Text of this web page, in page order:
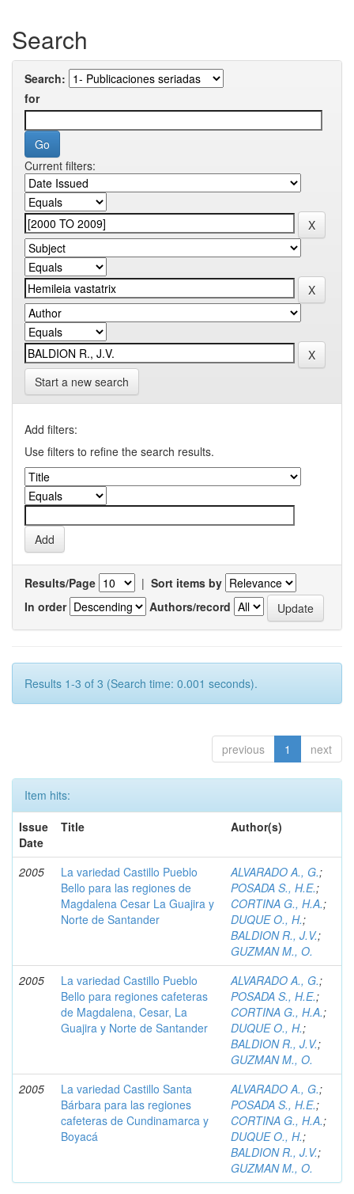
Search
Search:
for
Current filters:
Start a new search
Add filters:
Use filters to refine the search results.
Results/Page | Sort items by
In order
Authors/record
Results 1-3 of 3 (Search time: 0.001 seconds).
previous 1 next
Item hits:
Issue
Date
Title Author(s)
2005
La variedad Castillo Pueblo
Bello para las regiones de
Magdalena Cesar La Guajira y
Norte de Santander
ALVARADO A., G.;
POSADA S., H.E.;
CORTINA G., H.A.;
DUQUE O., H.;
BALDION R., J.V.;
GUZMAN M., O.
2005
La variedad Castillo Pueblo
Bello para regiones cafeteras
de Magdalena, Cesar, La
Guajira y Norte de Santander
ALVARADO A., G.;
POSADA S., H.E.;
CORTINA G., H.A.;
DUQUE O., H.;
BALDION R., J.V.;
GUZMAN M., O.
2005
La variedad Castillo Santa
Bárbara para las regiones
cafeteras de Cundinamarca y
Boyacá
ALVARADO A., G.;
POSADA S., H.E.;
CORTINA G., H.A.;
DUQUE O., H.;
BALDION R., J.V.;
GUZMAN M., O.